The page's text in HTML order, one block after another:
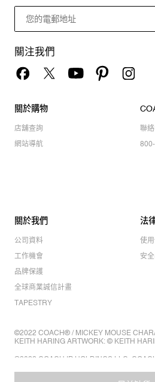
關注我們
關於購物
店舖查詢
網站導航
聯
關於我們
公司資料
工作機會
品牌保護
全球商業誠信計畫
TAPESTRY
法
使
安
©2022 COACH® / MICKEY MOUSE
KEITH HARING ARTWORK: © KEITH
©2022 COACH IP HOLDINGS LLC.